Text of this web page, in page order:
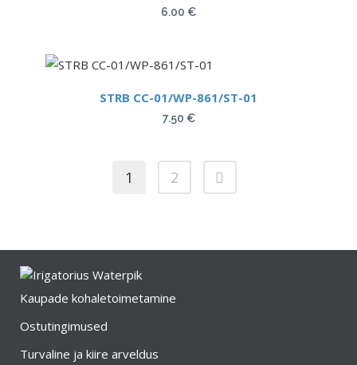
6.00 €
STRB CC-01/WP-861/ST-01
7.50 €
1 2
Kaupade kohaletoimetamine
Ostutingimused
Turvaline ja kiire arveldus